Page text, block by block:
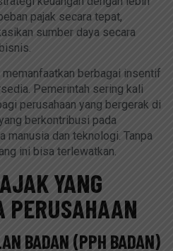
pajak secara tepat,
sumber daya secara
berbagai insentif
Pemerintah sering kali
perusahaan yang bergerak di
berkontribusi pada
manusia dan teknologi. Tanpa
ini bisa terlewatkan.
YANG
PERUSAHAAN
BADAN (PPH BADAN)